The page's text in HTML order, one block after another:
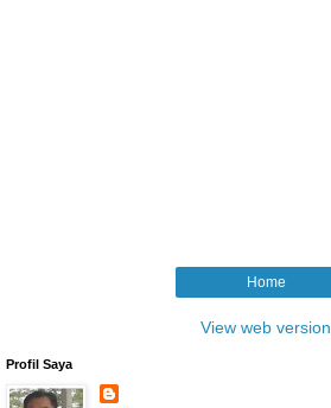
Home
View web version
Profil Saya